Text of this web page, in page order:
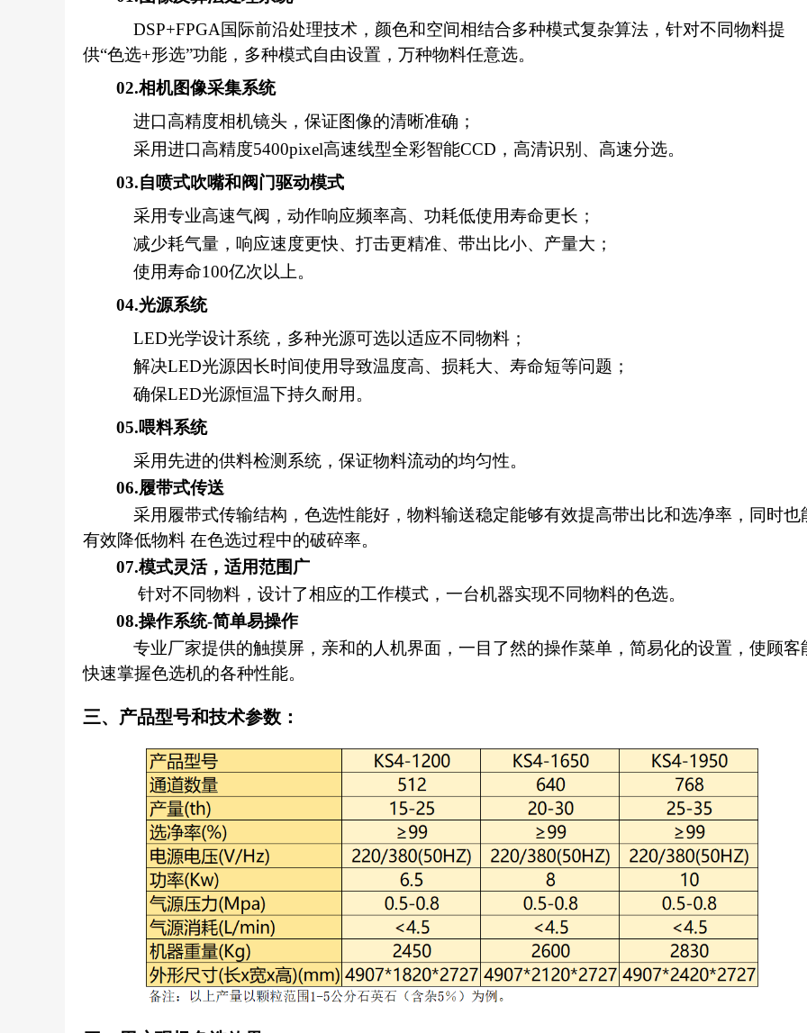
DSP+FPGA国际前沿处理技术，颜色和空间相结合多种模式复杂算法，针对不同物料提
供“色选+形选”功能，多种模式自由设置，万种物料任意选。
02.相机图像采集系统
进口高精度相机镜头，保证图像的清晰准确；
采用进口高精度5400pixel高速线型全彩智能CCD ，高清识别、高速分选。
03.自喷式吹嘴和阀门驱动模式
采用专业高速气阀，动作响应频率高、功耗低使用寿命更长；
减少耗气量，响应速度更快、打击更精准、带出比小、产量大；
使用寿命100亿次以上。
04.光源系统
LED光学设计系统，多种光源可选以适应不同物料；
解决LED光源因长时间使用导致温度高、损耗大、寿命短等问题；
确保LED光源恒温下持久耐用。
05.喂料系统
采用先进的供料检测系统，保证物料流动的均匀性。
06.履带式传送
采用履带式传输结构，色选性能好，物料输送稳定能够有效提高带出比和选净率，同时也
有效降低物料 在色选过程中的破碎率。
07.模式灵活，适用范围广
针对不同物料，设计了相应的工作模式，一台机器实现不同物料的色选。
08.操作系统-简单易操作
专业厂家提供的触摸屏，亲和的人机界面，一目了然的操作菜单，简易化的设置，使顾客
快速掌握色选机的各种性能。
三、产品型号和技术参数：